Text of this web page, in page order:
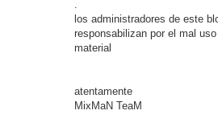
.
los administradores de este
responsabilizan por el mal
material
atentamente
MixMaN TeaM